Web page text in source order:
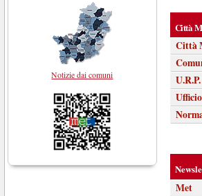
Notizie dai comuni
Città
Città
U.R.P.
Met